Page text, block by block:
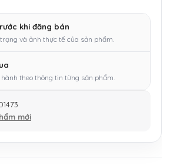
khi đăng bán
và ảnh thực tế của sản phẩm.
theo thông tin từng sản phẩm.
mới